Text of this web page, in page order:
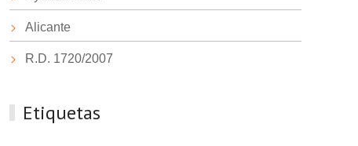
Alicante
R.D. 1720/2007
Etiquetas